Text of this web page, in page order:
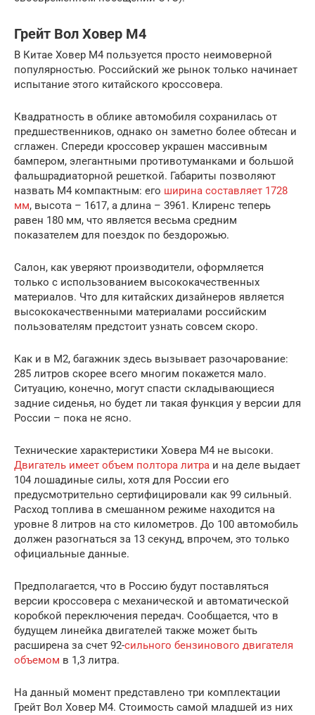
Грейт Вол Ховер М4
В Китае Ховер М4 пользуется просто неимоверной
популярностью. Российский же рынок только начинает
испытание этого китайского кроссовера.
Квадратность в облике автомобиля сохранилась от
предшественников, однако он заметно более обтесан и
сглажен. Спереди кроссовер украшен массивным
бампером, элегантными противотуманками и большой
фальшрадиаторной решеткой. Габариты позволяют
назвать М4 компактным: его ширина составляет 1728
мм, высота – 1617, а длина – 3961. Клиренс теперь
равен 180 мм, что является весьма средним
показателем для поездок по бездорожью.
Салон, как уверяют производители, оформляется
только с использованием высококачественных
материалов. Что для китайских дизайнеров является
высококачественными материалами российским
пользователям предстоит узнать совсем скоро.
Как и в М2, багажник здесь вызывает разочарование:
285 литров скорее всего многим покажется мало.
Ситуацию, конечно, могут спасти складывающиеся
задние сиденья, но будет ли такая функция у версии для
России – пока не ясно.
Технические характеристики Ховера М4 не высоки.
Двигатель имеет объем полтора литра и на деле выдает
104 лошадиные силы, хотя для России его
предусмотрительно сертифицировали как 99 сильный.
Расход топлива в смешанном режиме находится на
уровне 8 литров на сто километров. До 100 автомобиль
должен разогнаться за 13 секунд, впрочем, это только
официальные данные.
Предполагается, что в Россию будут поставляться
версии кроссовера с механической и автоматической
коробкой переключения передач. Сообщается, что в
будущем линейка двигателей также может быть
расширена за счет 92-сильного бензинового двигателя
объемом в 1,3 литра.
На данный момент представлено три комплектации
Грейт Вол Ховер М4. Стоимость самой младшей из них